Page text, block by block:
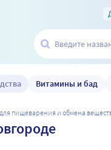
Витамины и бад
для пищеварения и обмена